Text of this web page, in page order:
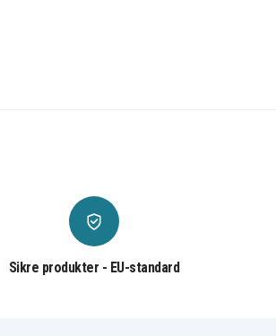
Sikre produkter - EU-standard